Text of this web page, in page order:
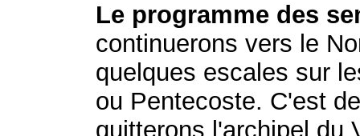
Le programme des
continuerons vers le
quelques escales sur
ou Pentecoste. C'est
quitterons l'archipel du